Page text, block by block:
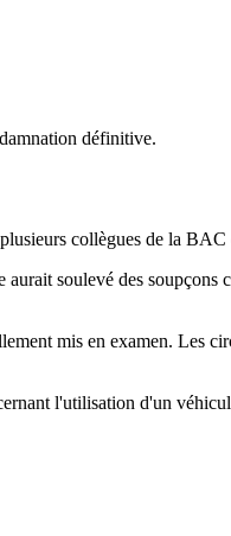
définitive.
collègues de la
soulevé des soupçons
mis en examen. Les
l'utilisation d'un